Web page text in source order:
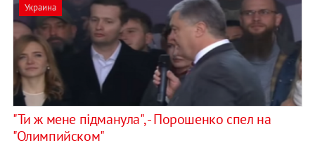
Украина
"Ти ж мене підманула", - Порошенко спел на
"Олимпийском"